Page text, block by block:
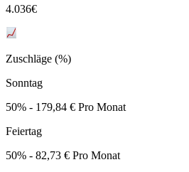
4.036€
Zuschläge (%)
Sonntag
50% - 179,84 € Pro Monat
Feiertag
50% - 82,73 € Pro Monat